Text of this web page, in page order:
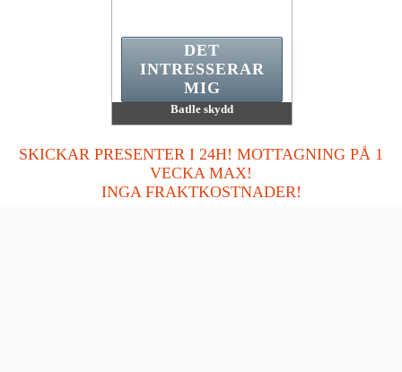
Batlle skydd
Slutdatum:21/08/2026 23:59:59
DET
INTRESSERAR
MIG
SKICKAR PRESENTER I 24H! MOTTAGNING PÅ 1
VECKA MAX!
INGA FRAKTKOSTNADER!